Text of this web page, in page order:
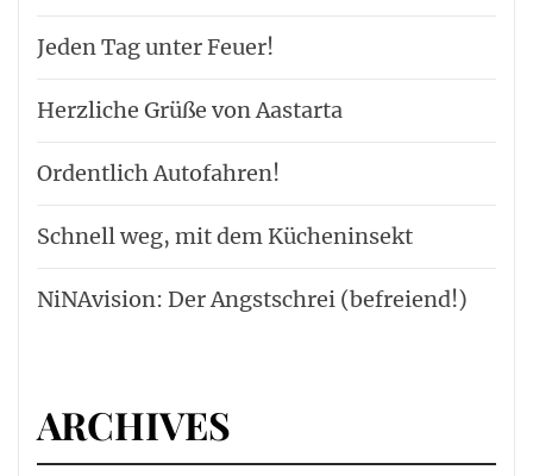
Jeden Tag unter Feuer!
Herzliche Grüße von Aastarta
Ordentlich Autofahren!
Schnell weg, mit dem Kücheninsekt
NiNAvision: Der Angstschrei (befreiend!)
ARCHIVES